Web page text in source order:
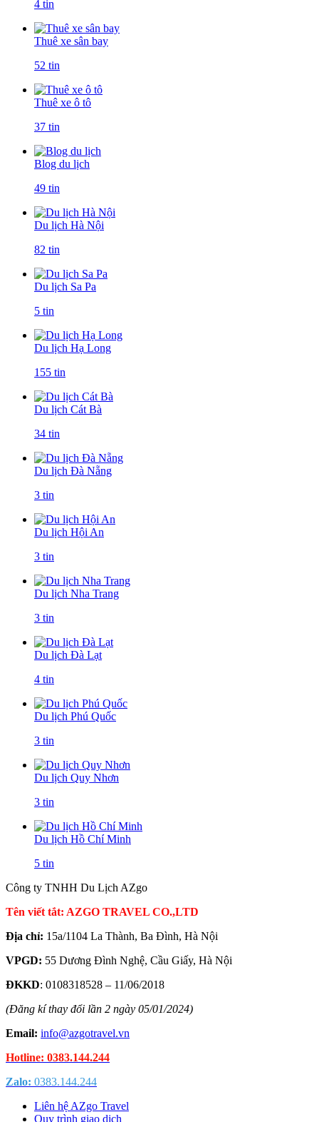
4 tin
Thuê xe sân bay
52 tin
Thuê xe ô tô
37 tin
Blog du lịch
49 tin
Du lịch Hà Nội
82 tin
Du lịch Sa Pa
5 tin
Du lịch Hạ Long
155 tin
Du lịch Cát Bà
34 tin
Du lịch Đà Nẵng
3 tin
Du lịch Hội An
3 tin
Du lịch Nha Trang
3 tin
Du lịch Đà Lạt
4 tin
Du lịch Phú Quốc
3 tin
Du lịch Quy Nhơn
3 tin
Du lịch Hồ Chí Minh
5 tin
Công ty TNHH Du Lịch AZgo
Tên viết tắt: AZGO TRAVEL CO.,LTD
Địa chỉ: 15a/1104 La Thành, Ba Đình, Hà Nội
VPGD: 55 Dương Đình Nghệ, Cầu Giấy, Hà Nội
ĐKKD: 0108318528 – 11/06/2018
(Đăng kí thay đổi lần 2 ngày 05/01/2024)
Email: info@azgotravel.vn
Hotline: 0383.144.244
Zalo: 0383.144.244
Liên hệ AZgo Travel
Quy trình giao dịch